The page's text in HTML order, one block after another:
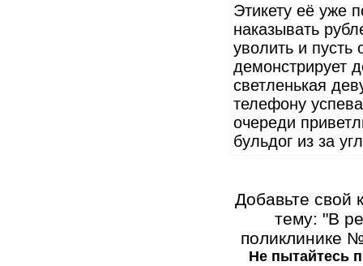
Этикету её уже
наказывать
уволить и пусть
демонстрирует
светленькая
телефону
очереди
бульдог из за
Добавьте свой
тему: "В
поликлинике
Не пытайтесь